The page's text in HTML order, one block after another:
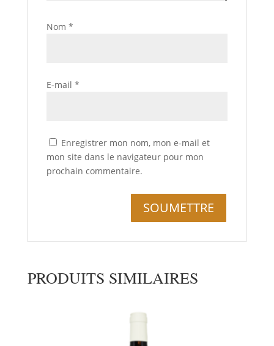
Nom *
E-mail *
Enregistrer mon nom, mon e-mail et
mon site dans le navigateur pour mon
prochain commentaire.
PRODUITS SIMILAIRES